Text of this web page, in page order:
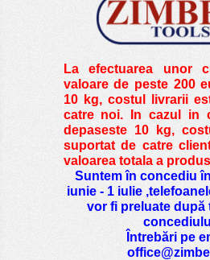
La efectuarea unor
valoare de peste200
10 kg, costul livrarii
catre noi. In cazul in
depaseste 10 kg,
suportat de catre
valoarea totala a
Suntem în concediu
iunie - 1 iulie
vor fi preluate după
Întrebări pe